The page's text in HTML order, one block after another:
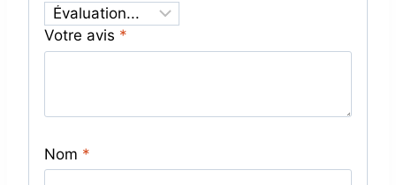
Votre avis *
Nom *